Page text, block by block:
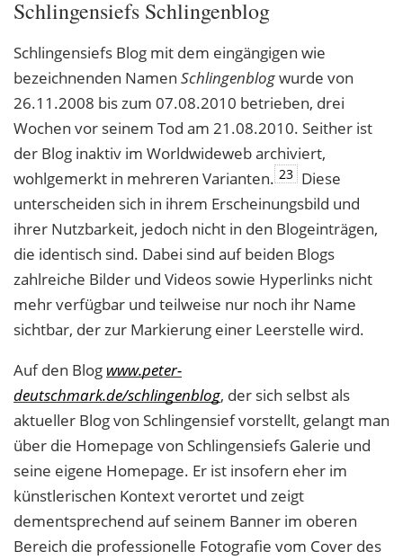
Schlingensiefs Schlingenblog
Schlingensiefs Blog mit dem eingängigen wie
bezeichnenden Namen Schlingenblogwurde von
26.11.2008 bis zum 07.08.2010 betrieben, drei
Wochen vor seinem Tod am 21.08.2010. Seither ist
der Blog inaktiv im Worldwideweb archiviert,
wohlgemerkt in mehreren Varianten. 23 Diese
unterscheiden sich in ihrem Erscheinungsbild und
ihrer Nutzbarkeit, jedoch nicht in den Blogeinträgen,
die identisch sind. Dabei sind auf beiden Blogs
zahlreiche Bilder und Videos sowie Hyperlinks nicht
mehr verfügbar und teilweise nur noch ihr Name
sichtbar, der zur Markierung einer Leerstelle wird.
Auf den Blog www.peter-
deutschmark.de/schlingenblog, der sich selbst als
aktueller Blog von Schlingensief vorstellt, gelangt man
über die Homepage von Schlingensiefs Galerie und
seine eigene Homepage. Er ist insofern eher im
künstlerischen Kontext verortet und zeigt
dementsprechend auf seinem Banner im oberen
Bereich die professionelle Fotografie vom Cover des